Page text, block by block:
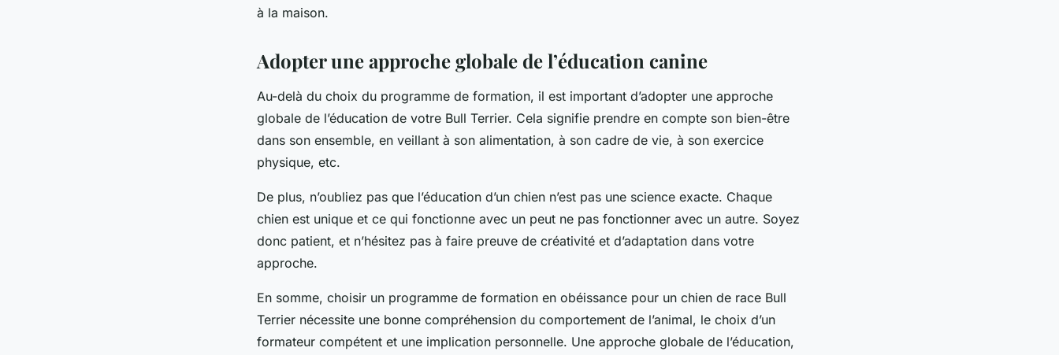
à la maison.
Adopter une approche globale de l’éducation canine
Au-delà du choix du programme de formation, il est important d’adopter une approche
globale de l’éducation de votre Bull Terrier. Cela signifie prendre en compte son bien-être
dans son ensemble, en veillant à son alimentation, à son cadre de vie, à son exercice
physique, etc.
De plus, n’oubliez pas que l’éducation d’un chien n’est pas une science exacte. Chaque
chien est unique et ce qui fonctionne avec un peut ne pas fonctionner avec un autre. Soyez
donc patient, et n’hésitez pas à faire preuve de créativité et d’adaptation dans votre
approche.
En somme, choisir un programme de formation en obéissance pour un chien de race Bull
Terrier nécessite une bonne compréhension du comportement de l’animal, le choix d’un
formateur compétent et une implication personnelle. Une approche globale de l’éducation,